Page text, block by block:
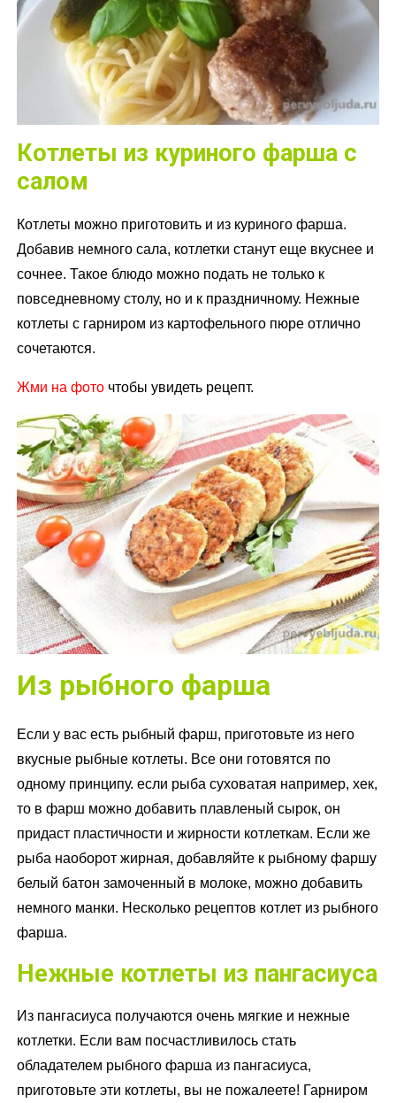
Котлеты из куриного фарша с
салом
Котлеты можно приготовить и из куриного фарша.
Добавив немного сала, котлетки станут еще вкуснее и
сочнее. Такое блюдо можно подать не только к
повседневному столу, но и к праздничному. Нежные
котлеты с гарниром из картофельного пюре отлично
сочетаются.
Жми на фото чтобы увидеть рецепт.
Из рыбного фарша
Если у вас есть рыбный фарш, приготовьте из него
вкусные рыбные котлеты. Все они готовятся по
одному принципу. если рыба суховатая например, хек,
то в фарш можно добавить плавленый сырок, он
придаст пластичности и жирности котлеткам. Если же
рыба наоборот жирная, добавляйте к рыбному фаршу
белый батон замоченный в молоке, можно добавить
немного манки. Несколько рецептов котлет из рыбного
фарша.
Нежные котлеты из пангасиуса
Из пангасиуса получаются очень мягкие и нежные
котлетки. Если вам посчастливилось стать
обладателем рыбного фарша из пангасиуса,
приготовьте эти котлеты, вы не пожалеете! Гарниром